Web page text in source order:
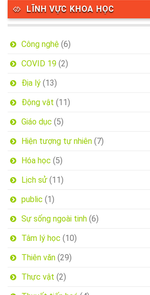
LĨNH VỰC KHOA HỌC
Công nghệ (6)
COVID 19 (2)
Địa lý (13)
Động vật (11)
Giáo dục (5)
Hiện tượng tự nhiên (7)
Hóa học (5)
Lịch sử (11)
public (1)
Sự sống ngoài tinh (6)
Tâm lý học (10)
Thiên văn (29)
Thực vật (2)